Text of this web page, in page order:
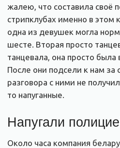
жалею, что составила своё
стрипклубах именно в этом
одна из девушек могла
шесте. Вторая просто
танцевала, она просто была
После они подсели к нам за
разговора с ними не
то напуганные.
Напугали
Около часа компания